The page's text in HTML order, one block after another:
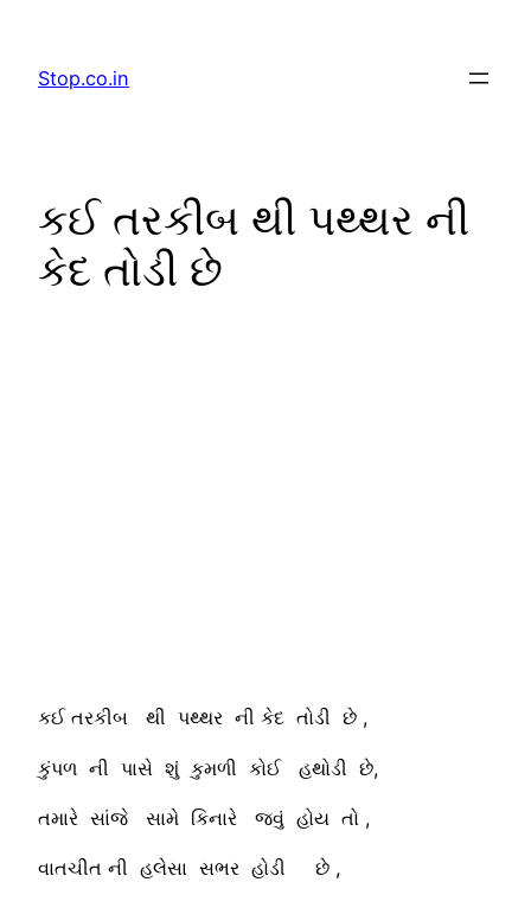
content
Stop.co.in
કઈ તરકીબ થી પથ્થર ની
કેદ તોડી છે
કઈ તરકીબ થી પથ્થર ની કેદ તોડી છે ,
કુંપળ ની પાસે શું કુમળી કોઈ હથોડી છે,
તમારે સાંજે સામે કિનારે જવું હોય તો ,
વાતચીત ની હલેસા સભર હોડી છે ,